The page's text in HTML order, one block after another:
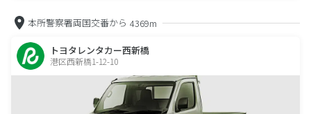
本所警察署両国交番から 4369m
トヨタレンタカー西新橋
港区西新橋1-12-10